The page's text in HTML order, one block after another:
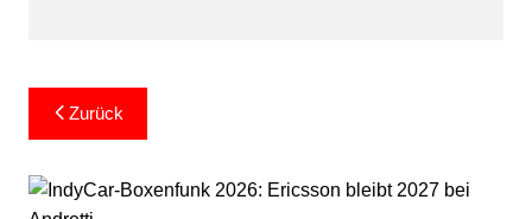
Beitragsnavigation
Zurück